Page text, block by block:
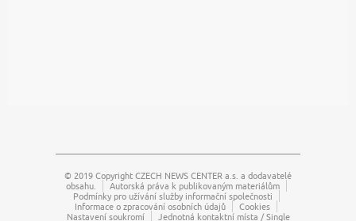
© 2019 Copyright CZECH NEWS CENTER a.s. a dodavatelé
obsahu.
Autorská práva k publikovaným materiálům
Podmínky pro užívání služby informační společnosti
Informace o zpracování osobních údajů
Cookies
Nastavení soukromí
Jednotná kontaktní místa / Single